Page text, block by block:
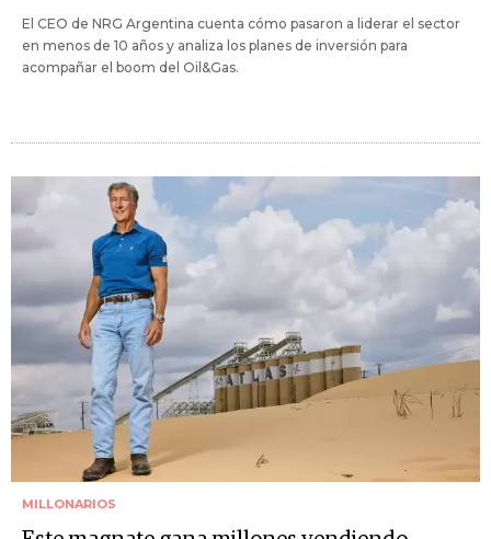
El CEO de NRG Argentina cuenta cómo pasaron a liderar el sector
en menos de 10 años y analiza los planes de inversión para
acompañar el boom del Oil&Gas.
MILLONARIOS